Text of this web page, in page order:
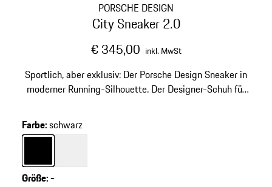
PORSCHE DESIGN
City Sneaker 2.0
€ 345,00 inkl. MwSt
Sportlich, aber exklusiv: Der Porsche Design Sneaker in
moderner Running-Silhouette. Der Designer-Schuh für
Farbe:schwarz
Farbeschwarz
Farbe
Größe:-